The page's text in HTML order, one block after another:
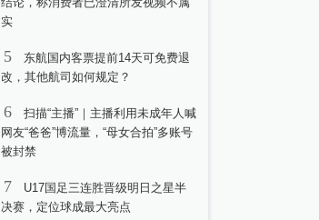
实
5
东航国内客票提前14天可免费退
改，其他航司如何规定？
6
扫描“主播”｜主播利用未成年人喊
网友“爸爸”博流量，“母女合拍”多账号
被封禁
7
U17国足三连胜晋级明日之星半
决赛，定位球成最大亮点